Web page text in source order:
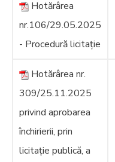
Hotărârea
nr.106/29.05.2025
- Procedură licitație
Hotărârea nr.
309/25.11.2025
privind aprobarea
închirierii, prin
licitație publică, a